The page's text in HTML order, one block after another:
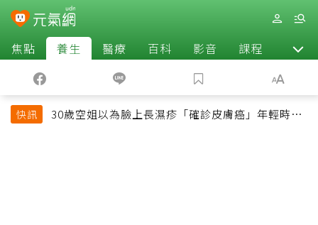
焦點 養生 醫療 百科 影音 課程 退休
快訊
30歲空姐以為臉上長濕疹「確診皮膚癌」年輕時一